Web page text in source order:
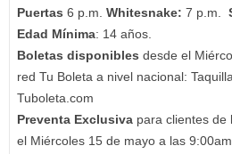
Puertas 6 p.m. Whitesnake: 7 p.m.
Edad Mínima: 14 años.
Boletas disponibles desde el
red Tu Boleta a nivel nacional:
Tuboleta.com
Preventa Exclusiva para clientes de
el Miércoles 15 de mayo a las